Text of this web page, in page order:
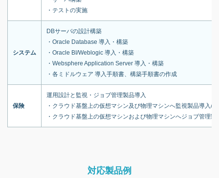
・テストの実施
システム
DBサーバの設計構築
・Oracle Database 導入・構築
・Oracle BI/Weblogic 導入・構築
・Websphere Application Server 導入・構築
・各ミドルウェア 導入手順書、構築手順書の作成
保険
運用設計と監視・ジョブ管理製品導入
・クラウド基盤上の仮想マシン及び物理マシンへ監視製品導入/
・クラウド基盤上の仮想マシンおよび物理マシンへジョブ管理製
対応製品例